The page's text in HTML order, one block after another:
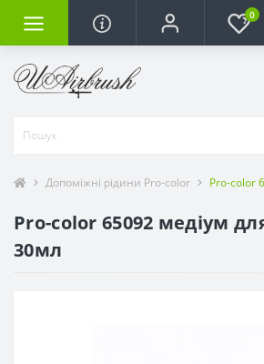
0
Допоміжні рідини Pro-color Pro-color
Pro-color 65092 медіум
30мл